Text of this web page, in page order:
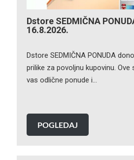
Dstore SEDMIČNA
16.8.2026.
Dstore SEDMIČNA PONUDA
prilike za povoljnu kupovinu. Ove
vas odlične ponude i…
POGLEDAJ